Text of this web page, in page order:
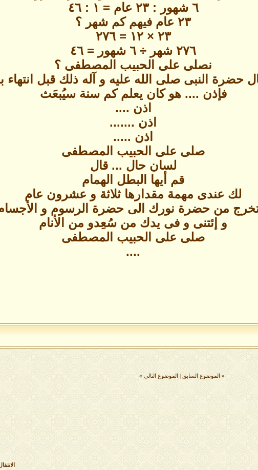
٦ شهور : ٢٣ عام = ١ : ٤٦
٢٣ عام فيهم كم شهر ؟
٢٣ × ١٢ = ٢٧٦
٢٧٦ شهر ÷ ٦ شهور = ٤٦
نصلى على الحبيب المصطفى ؟
حضرة النبى صلى الله عليه و آله ذلك قبل انتهاء
فإذن .... هو كان يعلم كم سنة سيُبعَث
اذن ....
اذن .......
اذن .....
صلى على الحبيب المصطفى
لسان حال ... قال
قم أيها البطل الهمام
لك عندى مهمة مقدارها ثلاثة و عشرون عام
من حضرة نورك الى حضرة الرسوم و
و إئتنى و فى يدك من سُعِدو من الأنام
صلى على الحبيب المصطفى
....
« الموضوع السابق الموضوع التالي »